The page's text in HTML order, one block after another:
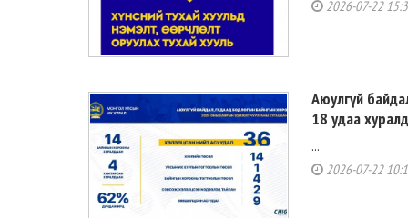
2026-07-22
Аюулгүй
18 удаа
...
2026-07-22